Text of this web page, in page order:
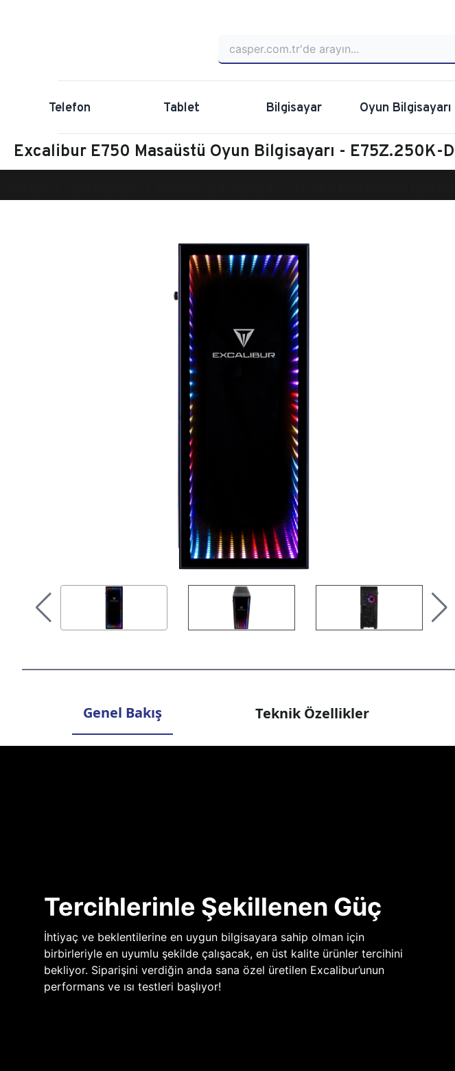
Telefon Tablet Bilgisayar Oyun Bilgisayarı
Excalibur E750 Masaüstü Oyun Bilgisayarı - E75Z.250K-
Genel Bakış Teknik Özellikler
Tercihlerinle Şekillenen Güç
İhtiyaç ve beklentilerine en uygun bilgisayara sahip olman için
birbirleriyle en uyumlu şekilde çalışacak, en üst kalite ürünler tercihini
bekliyor. Siparişini verdiğin anda sana özel üretilen Excalibur’unun
performans ve ısı testleri başlıyor!